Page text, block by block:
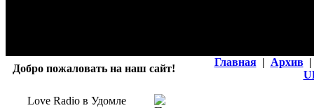
Добро пожаловать на наш сайт!
Главная | Архив |
Love Radio в Удомле